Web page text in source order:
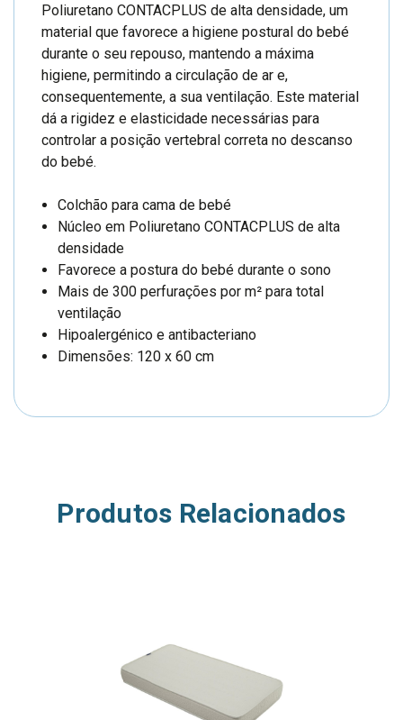
Poliuretano CONTACPLUS de alta densidade, um
material que favorece a higiene postural do bebé
durante o seu repouso, mantendo a máxima
higiene, permitindo a circulação de ar e,
consequentemente, a sua ventilação. Este material
dá a rigidez e elasticidade necessárias para
controlar a posição vertebral correta no descanso
do bebé.
Colchão para cama de bebé
Núcleo em Poliuretano CONTACPLUS de alta
densidade
Favorece a postura do bebé durante o sono
Mais de 300 perfurações por m² para total
ventilação
Hipoalergénico e antibacteriano
Dimensões: 120 x 60 cm
Produtos Relacionados